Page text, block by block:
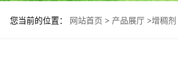
您当前的位置： 网站首页 > 产品展厅 >增稠剂